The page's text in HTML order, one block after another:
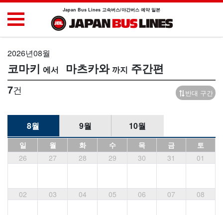
Japan Bus Lines 고속버스/야간버스 예약 일본
2026년08월
코마키 마츠카와 주간편
7건 반대 구간
8월 9월 10월
일 월 화 수 목 금
토
26
27 28 29 30 31 01
02 03 04 05 06 07 08